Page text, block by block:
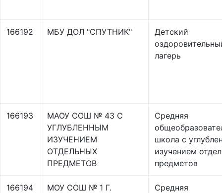
166192 МБУ ДОЛ "СПУТНИК"
Детский
лагерь
166193
МАОУ СОШ № 43 С
УГЛУБЛЕННЫМ
ИЗУЧЕНИЕМ
ОТДЕЛЬНЫХ
ПРЕДМЕТОВ
Средняя
школа с
изучением
предметов
166194
МОУ СОШ № 1 Г.
Средняя